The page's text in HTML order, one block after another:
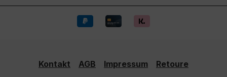
Kontakt AGB Impressum Retoure